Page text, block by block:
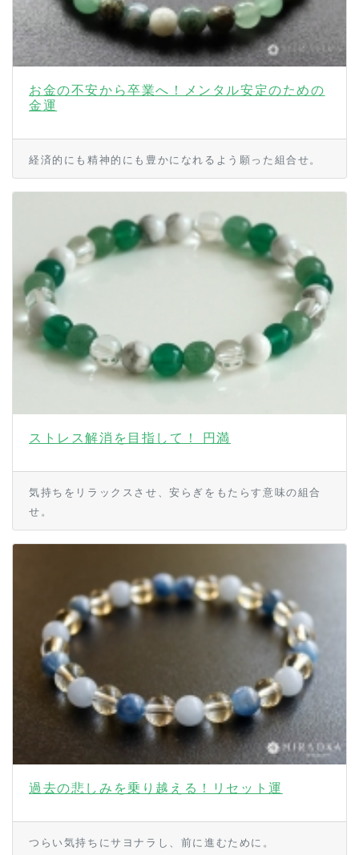
お金の不安から卒業へ！メンタル安定のための
金運
経済的にも精神的にも豊かになれるよう願った組合せ。
ストレス解消を目指して！ 円満
気持ちをリラックスさせ、安らぎをもたらす意味の組合
せ。
過去の悲しみを乗り越える！リセット運
つらい気持ちにサヨナラし、前に進むために。